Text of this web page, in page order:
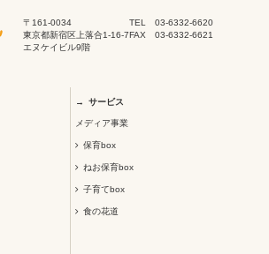
〒161-0034
東京都新宿区上落合1-16-7
エヌケイビル9階
TEL 03-6332-6620
FAX 03-6332-6621
サービス
メディア事業
保育box
ねお保育box
子育てbox
食の花道